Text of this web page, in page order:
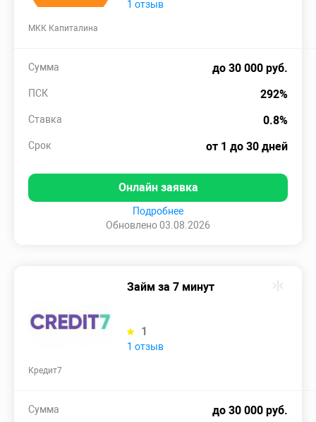
МКК Капиталина
1 отзыв
до 30 000 руб.
Сумма
292%
ПСК
0.8%
Ставка
от 1 до 30 дней
Срок
Онлайн заявка
Подробнее
Обновлено 03.08.2026
Кредит7
Займ за 7 минут
1
1 отзыв
до 30 000 руб.
Сумма